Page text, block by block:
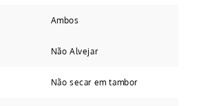
Ambos
Não Alvejar
Não secar em tambor